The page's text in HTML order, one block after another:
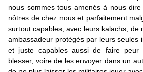
nous sommes tous amenés à nous
nôtres de chez nous et parfaitement
surtout capables, avec leurs kalachs, de
ambassadeur protégés par leurs seules
et juste capables aussi de faire
blesser, voire de les envoyer dans un